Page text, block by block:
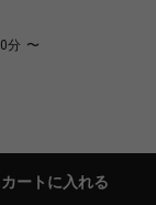
分 〜
カートに入れる